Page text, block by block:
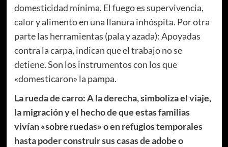
domesticidad mínima. El fuego es supervivencia,
calor y alimento en una llanura inhóspita. Por otra
parte las herramientas (pala y azada): Apoyadas
contra la carpa, indican que el trabajo no se
detiene. Son los instrumentos con los que
«domesticaron» la pampa.
La rueda de carro: A la derecha, simboliza el viaje,
la migración y el hecho de que estas familias
vivían «sobre ruedas» o en refugios temporales
hasta poder construir sus casas de adobe o